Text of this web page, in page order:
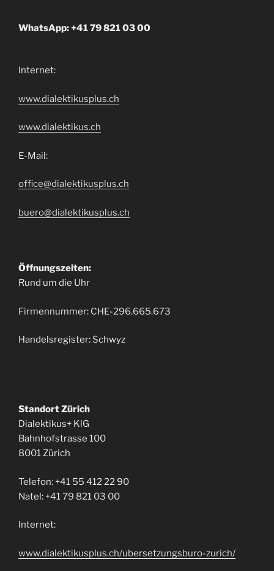
WhatsApp: +41 79 821 03 00
Internet:
www.dialektikusplus.ch
www.dialektikus.ch
E-Mail:
office@dialektikusplus.ch
buero@dialektikusplus.ch
Öffnungszeiten:
Rund um die Uhr
Firmennummer: CHE-296.665.673
Handelsregister: Schwyz
Standort Zürich
Dialektikus+ KlG
Bahnhofstrasse 100
8001 Zürich
Telefon: +41 55 412 22 90
Natel: +41 79 821 03 00
Internet:
www.dialektikusplus.ch/ubersetzungsburo-zurich/